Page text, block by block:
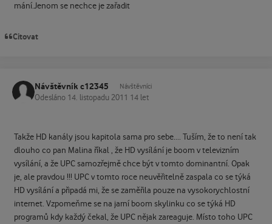
mání.Jenom se nechce je zařadit
Citovat
Návštěvník c12345 Návštěvníci
Odesláno 14. listopadu 2011 14 let
Takže HD kanály jsou kapitola sama pro sebe.... Tuším, že to není tak
dlouho co pan Malina říkal , že HD vysílání je boom v televizním
vysílání, a že UPC samozřejmě chce být v tomto dominantní. Opak
je, ale pravdou !!! UPC v tomto roce neuvěřitelně zaspala co se týká
HD vysílání a připadá mi, že se zaměřila pouze na vysokorychlostní
internet. Vzpomeňme se na jarní boom skylinku co se týká HD
programů kdy každý čekal, že UPC nějak zareaguje. Místo toho UPC